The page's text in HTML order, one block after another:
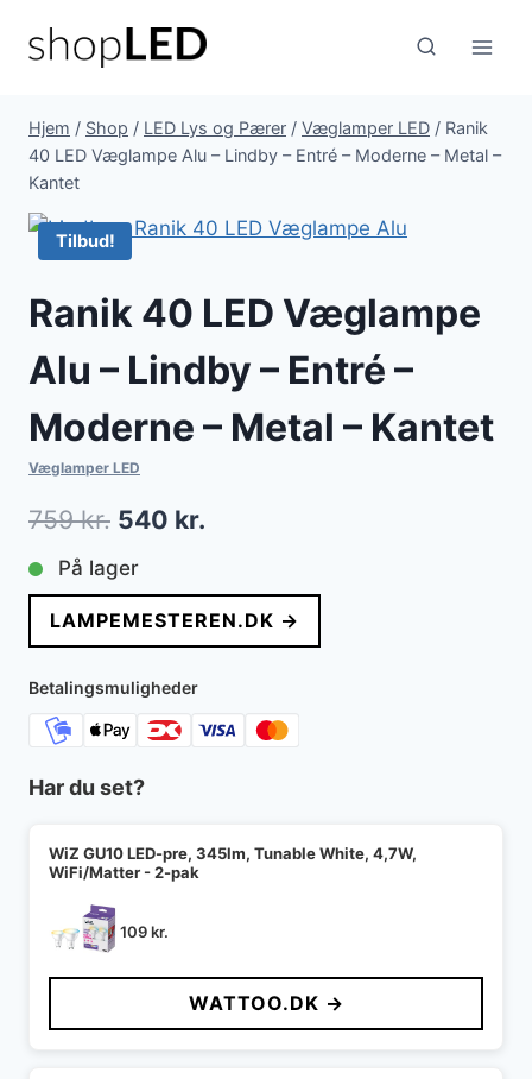
Hjem / Shop / LED Lys og Pærer / Væglamper LED / Ranik
40 LED Væglampe Alu – Lindby – Entré – Moderne – Metal –
Kantet
Tilbud!
Ranik 40 LED Væglampe
Alu – Lindby – Entré –
Moderne – Metal – Kantet
Væglamper LED
759kr. Den
oprindelige
pris
var:
759 kr..
540 kr.
pris
er:
På lager
LAMPEMESTEREN.DK →
Betalingsmuligheder
Har du set?
WiZ GU10 LED-pre, 345lm, Tunable White, 4,7W,
WiFi/Matter - 2-pak
109kr.
WATTOO.DK →